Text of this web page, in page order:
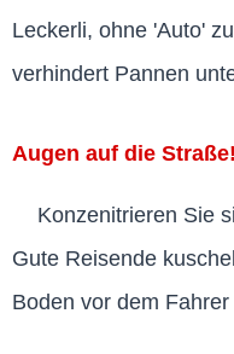
Leckerli, ohne 'Auto'
verhindert Pannen
Augen auf die Straße!
Konzenitrieren Sie
Gute Reisende
Boden vor dem